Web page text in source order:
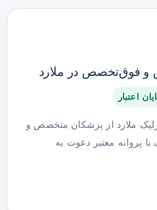
و فوق‌تخصص در ملارد
ملارد از پزشکان متخصص و
پروانه معتبر دعوت به